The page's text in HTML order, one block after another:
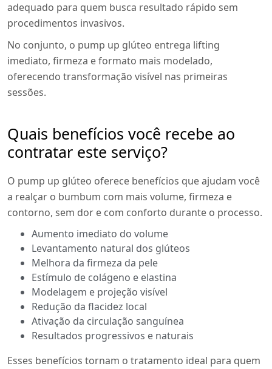
adequado para quem busca resultado rápido sem
procedimentos invasivos.
No conjunto, o pump up glúteo entrega lifting
imediato, firmeza e formato mais modelado,
oferecendo transformação visível nas primeiras
sessões.
Quais benefícios você recebe ao
contratar este serviço?
O pump up glúteo oferece benefícios que ajudam você
a realçar o bumbum com mais volume, firmeza e
contorno, sem dor e com conforto durante o processo.
Aumento imediato do volume
Levantamento natural dos glúteos
Melhora da firmeza da pele
Estímulo de colágeno e elastina
Modelagem e projeção visível
Redução da flacidez local
Ativação da circulação sanguínea
Resultados progressivos e naturais
Esses benefícios tornam o tratamento ideal para quem